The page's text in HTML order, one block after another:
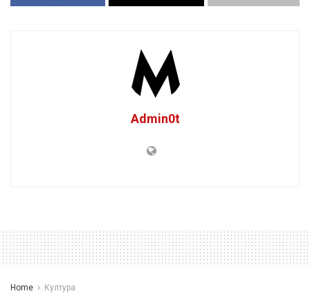
Admin0t
Home Култура